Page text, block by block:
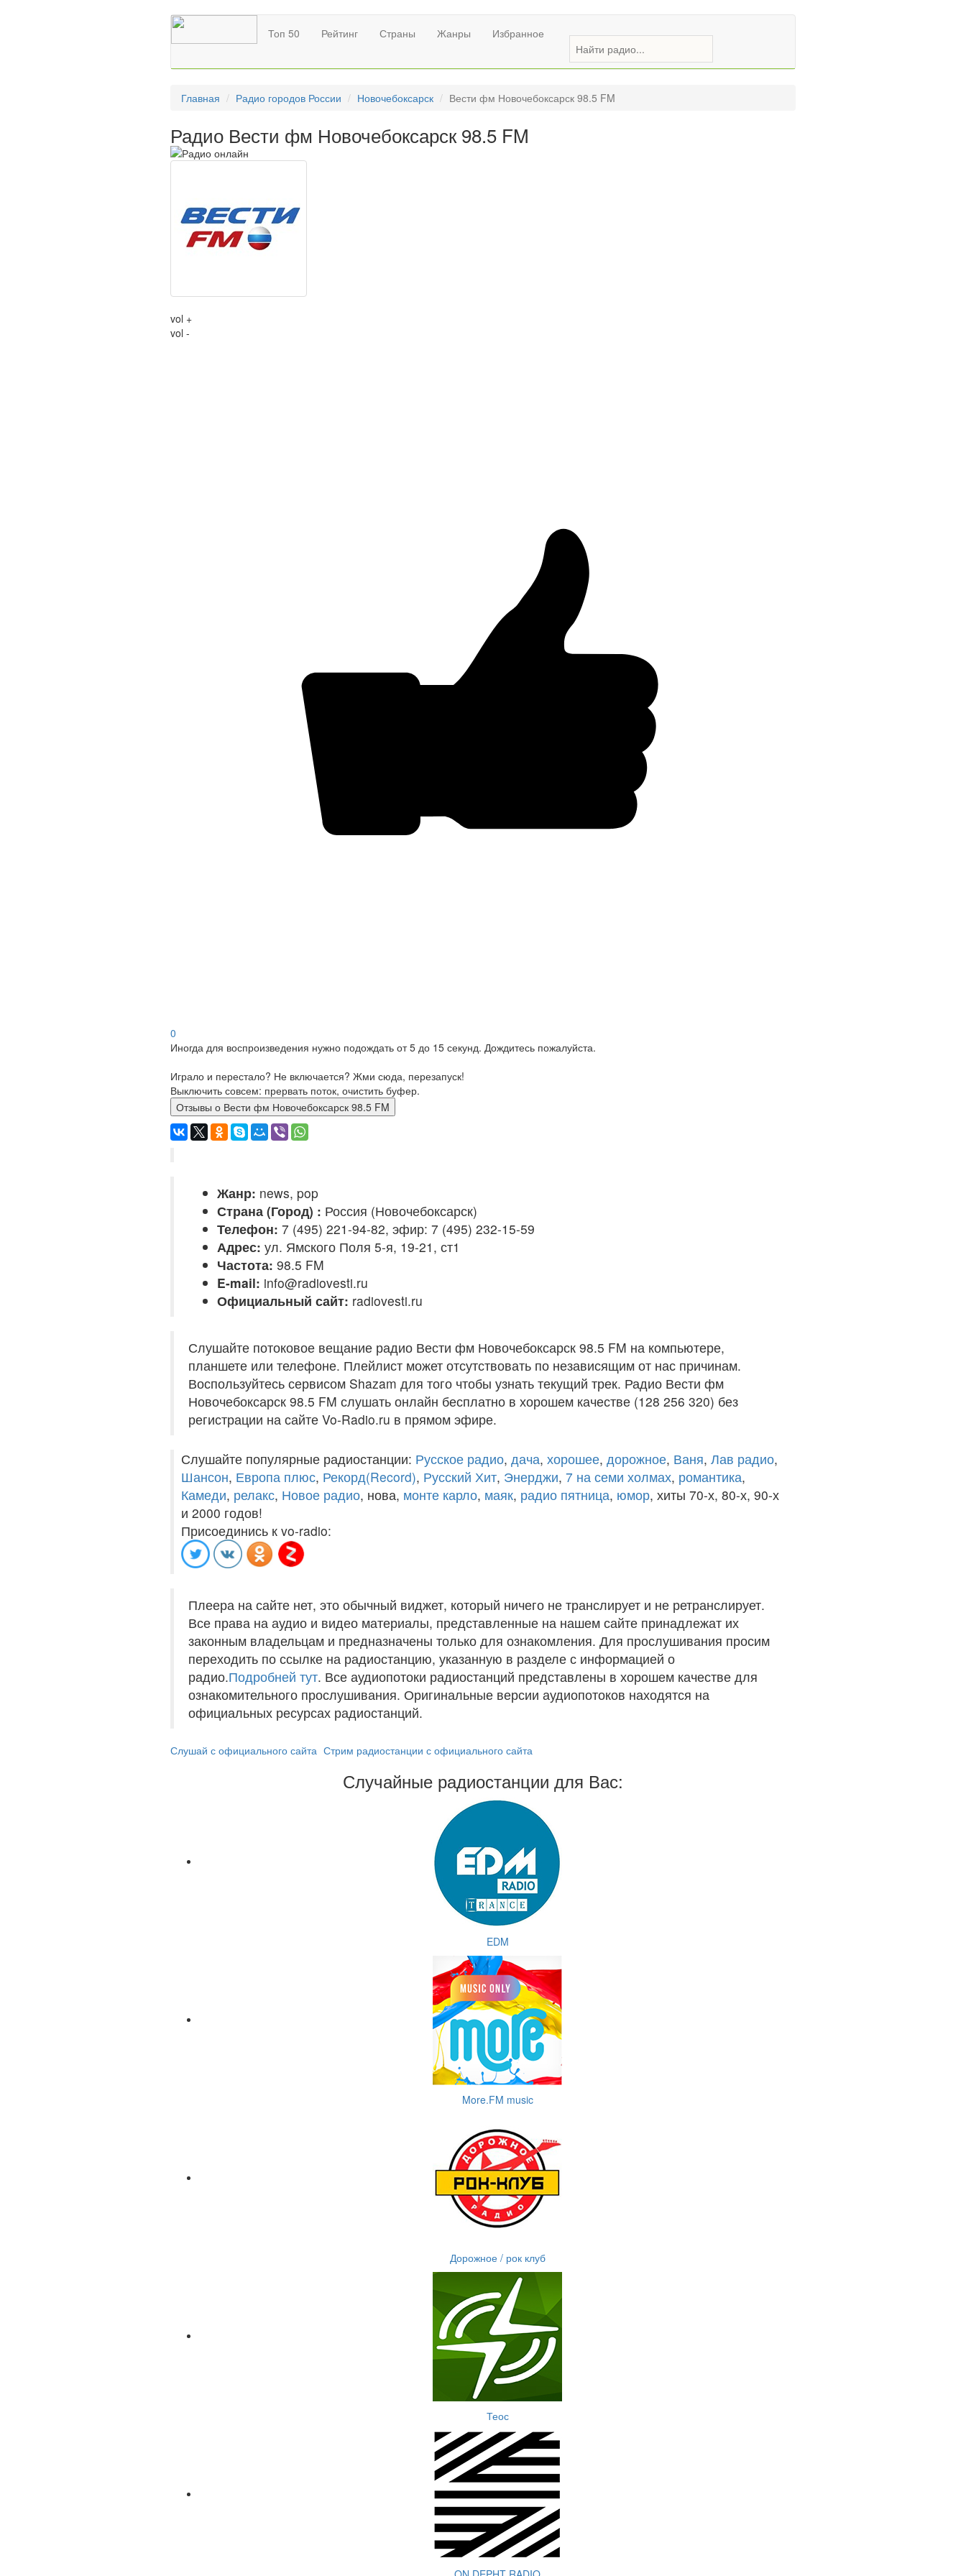
Топ 50 Рейтинг Страны Жанры Избранное
Главная Радио городов России Новочебоксарск Вести фм Новочебоксарск 98.5 FM
Радио Вести фм Новочебоксарск 98.5 FM
vol +
vol -
0
Иногда для воспроизведения нужно подождать от 5 до 15 секунд. Дождитесь пожалуйста.
Играло и перестало? Не включается? Жми сюда, перезапуск!
Выключить совсем: прервать поток, очистить буфер.
Отзывы о Вести фм Новочебоксарск 98.5 FM
Жанр: news, pop
Страна (Город) : Россия (Новочебоксарск)
Телефон: 7 (495) 221-94-82, эфир: 7 (495) 232-15-59
Адрес: ул. Ямского Поля 5-я, 19-21, ст1
Частота: 98.5 FM
E-mail: info@radiovesti.ru
Официальный сайт: radiovesti.ru
Слушайте потоковое вещание радио Вести фм Новочебоксарск 98.5 FM на компьютере,
планшете или телефоне. Плейлист может отсутствовать по независящим от нас причинам.
Воспользуйтесь сервисом Shazam для того чтобы узнать текущий трек. Радио Вести фм
Новочебоксарск 98.5 FM слушать онлайн бесплатно в хорошем качестве (128 256 320) без
регистрации на сайте Vo-Radio.ru в прямом эфире.
Слушайте популярные радиостанции: Русское радио, дача, хорошее, дорожное, Ваня, Лав радио,
Шансон, Европа плюс, Рекорд(Record), Русский Хит, Энерджи, 7 на семи холмах, романтика,
Камеди, релакс, Новое радио, нова, монте карло, маяк, радио пятница, юмор, хиты 70-х, 80-х, 90-х
и 2000 годов!
Присоединись к vo-radio:
Плеера на сайте нет, это обычный виджет, который ничего не транслирует и не ретранслирует.
Все права на аудио и видео материалы, представленные на нашем сайте принадлежат их
законным владельцам и предназначены только для ознакомления. Для прослушивания просим
переходить по ссылке на радиостанцию, указанную в разделе с информацией о
радио.Подробней тут. Все аудиопотоки радиостанций представлены в хорошем качестве для
ознакомительного прослушивания. Оригинальные версии аудиопотоков находятся на
официальных ресурсах радиостанций.
Слушай с официального сайта Стрим радиостанции с официального сайта
Случайные радиостанции для Вас:
EDM
More.FM music
Дорожное / рок клуб
Теос